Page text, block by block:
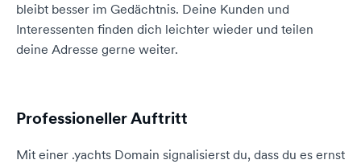
bleibt besser im Gedächtnis. Deine Kunden und
Interessenten finden dich leichter wieder und teilen
deine Adresse gerne weiter.
Professioneller Auftritt
Mit einer .yachts Domain signalisierst du, dass du es ernst